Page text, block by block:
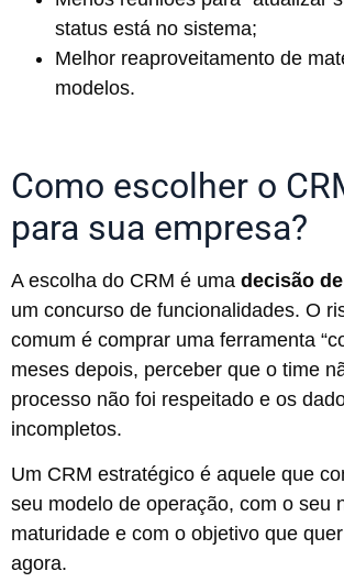
status está no sistema;
Melhor reaproveitamento de
modelos.
Como escolher o
para sua empresa?
A escolha do CRM é uma decisão
um concurso de funcionalidades. O
comum é comprar uma ferramenta
meses depois, perceber que o time
processo não foi respeitado e os
incompletos.
Um CRM estratégico é aquele que
seu modelo de operação, com o seu
maturidade e com o objetivo que
agora.